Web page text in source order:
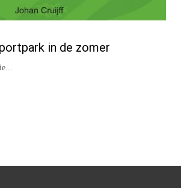
in de zomer